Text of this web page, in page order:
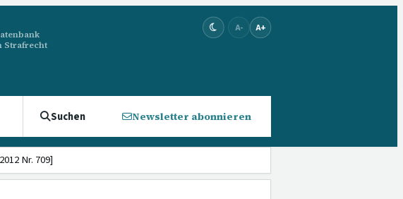
Strafrecht
A- A+
Suchen Newsletter abonnieren
Nr. 709]